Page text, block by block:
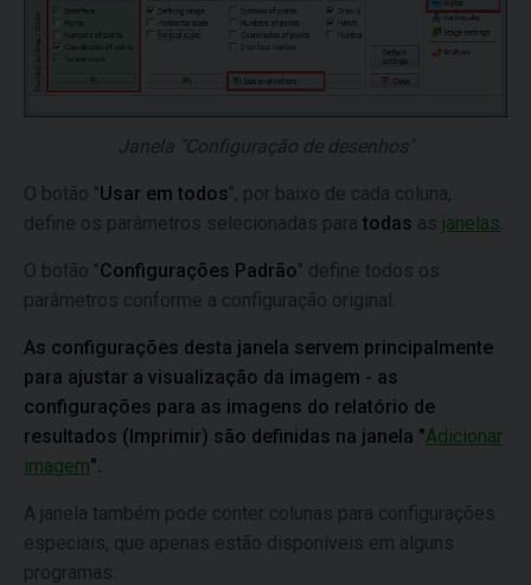
Janela "Configuração de desenhos"
O botão "Usar em todos", por baixo de cada coluna,
define os parâmetros selecionadas para todas as janelas
O botão "Configurações Padrão" define todos os
parâmetros conforme a configuração original.
As configurações desta janela servem principalmente
para ajustar a visualização da imagem - as
configurações para as imagens do relatório de
resultados (Imprimir) são definidas na janela "Adicionar
imagem".
A janela também pode conter colunas para configurações
especiais, que apenas estão disponíveis em alguns
programas: